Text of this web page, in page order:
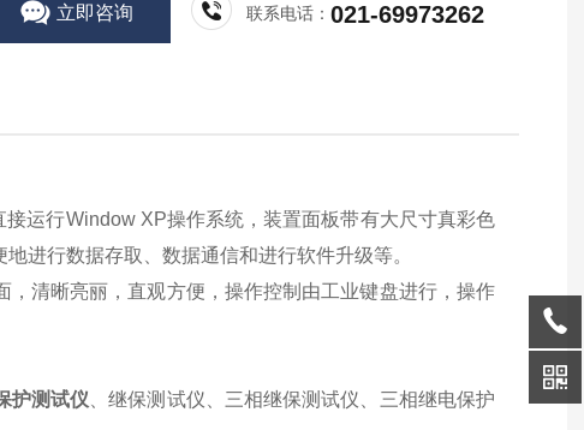
立即咨询 联系电话：021-69973262
运行Window XP操作系统，装置面板带有大尺寸真彩色
进行数据存取、数据通信和进行软件升级等。
清晰亮丽，直观方便，操作控制由工业键盘进行，操作
护测试仪 、继保测试仪、三相继保测试仪、三相继电保护